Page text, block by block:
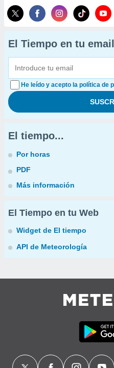
El Tiempo en tu email
He leído y acepto la política de
El tiempo...
Por horas
PDF
Más información
El Tiempo en tu Web
Widget de El tiempo
API de Meteorología